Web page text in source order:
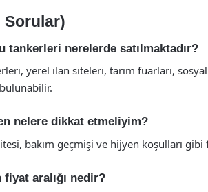
Sorular)
tankerleri nerelerde satılmaktadır?
yerel ilan siteleri, tarım fuarları,
nelere dikkat etmeliyim?
bakım geçmişi ve hijyen koşulları
aralığı nedir?